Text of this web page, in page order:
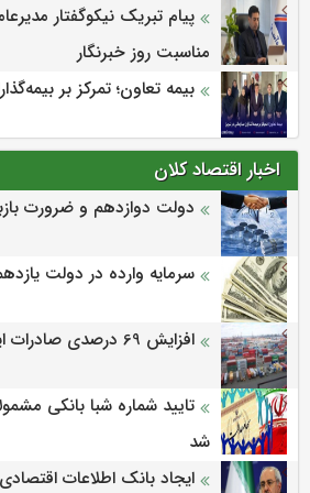
پیام تبریک نیکوگفتار
مناسبت روز خبرنگار
بیمه تعاون؛ تمرکز بر
اخبار اقتصاد کلان
دولت دوازدهم و ضرورت
سرمایه وارده در دولت یازدهم ۱۱.۲ میلیارد دلار
افزایش 69 درصدی صادرات ایران به نیجریه
تایید شماره شبا بانکی
شد
ایجاد بانک اطلاعات اقتصادی